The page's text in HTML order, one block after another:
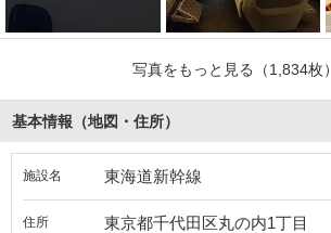
写真をもっと見る （1,834枚）
基本情報（地図・住所）
施設名 東海道新幹線
住所 東京都千代田区丸の内1丁目